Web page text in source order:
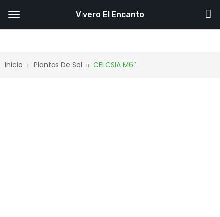
Inicio Plantas De Sol CELOSIA M6″
Vivero El Encanto